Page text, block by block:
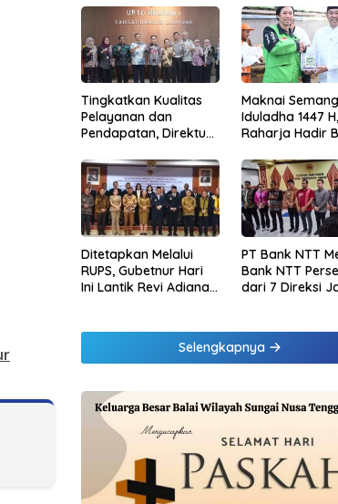
Tingkatkan Kualitas
Pelayanan dan
Pendapatan, Direktur
Raharja Berikan
Pembinaan di
Lampung dan Tinjau
Samsat Rajabasa
Maknai
Iduladha 1447
Raharja Hadir
melalui
Paket Daging
Ditetapkan Melalui
RUPS, Gubetnur Hari
Ini Lantik Revi Adiana
PT Bank NTT
Bank NTT
dari 7 Direksi
Komisaris
Selengkapnya